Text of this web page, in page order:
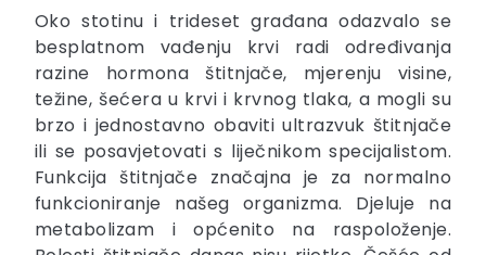
Oko stotinu i trideset građana odazvalo se
besplatnom vađenju krvi radi određivanja
razine hormona štitnjače, mjerenju visine,
težine, šećera u krvi i krvnog tlaka, a mogli su
brzo i jednostavno obaviti ultrazvuk štitnjače
ili se posavjetovati s liječnikom specijalistom.
Funkcija štitnjače značajna je za normalno
funkcioniranje našeg organizma. Djeluje na
metabolizam i općenito na raspoloženje.